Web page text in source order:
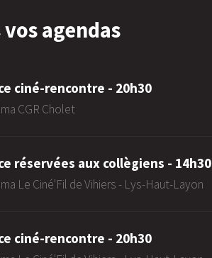
agendas
ciné-rencontre - 20h30
CGR Cholet
réservées aux collègiens - 14h30
Le Ciné'Fil de Vihiers - Lys-Haut-Layon
ciné-rencontre - 20h30